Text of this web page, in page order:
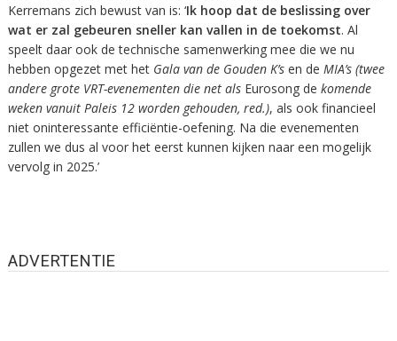
Kerremans zich bewust van is: ‘Ik hoop dat de beslissing over
wat er zal gebeuren sneller kan vallen in de toekomst. Al
speelt daar ook de technische samenwerking mee die we nu
hebben opgezet met het Gala van de Gouden K’sen de MIA’s (twee
andere grote VRT-evenementen die net alsEurosong de komende
weken vanuit Paleis 12 worden gehouden, red.), als ook financieel
niet oninteressante efficiëntie-oefening. Na die evenementen
zullen we dus al voor het eerst kunnen kijken naar een mogelijk
vervolg in 2025.’
ADVERTENTIE